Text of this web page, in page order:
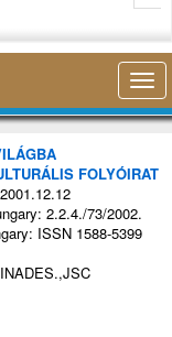
FOLYÓIRAT
2.2.4./73/2002.
ISSN 1588-5399